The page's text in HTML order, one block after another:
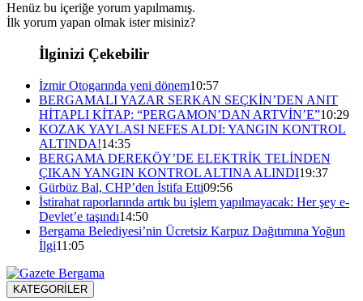
Henüz bu içeriğe yorum yapılmamış.
İlk yorum yapan olmak ister misiniz?
İlginizi Çekebilir
İzmir Otogarında yeni dönem10:57
BERGAMALI YAZAR SERKAN SEÇKİN’DEN ANIT
HİTAPLI KİTAP: “PERGAMON’DAN ARTVİN’E”10:29
KOZAK YAYLASI NEFES ALDI: YANGIN KONTROL
ALTINDA!14:35
BERGAMA DEREKÖY’DE ELEKTRİK TELİNDEN
ÇIKAN YANGIN KONTROL ALTINA ALINDI19:37
Gürbüz Bal, CHP’den İstifa Etti09:56
İstirahat raporlarında artık bu işlem yapılmayacak: Her şey e-
Devlet’e taşındı14:50
Bergama Belediyesi’nin Ücretsiz Karpuz Dağıtımına Yoğun
İlgi11:05
KATEGORİLER